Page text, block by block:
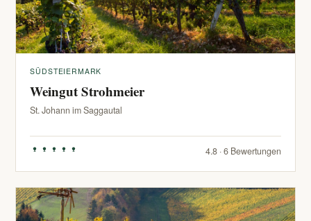
SÜDSTEIERMARK
Weingut Strohmeier
St. Johann im Saggautal
4.8 · 6 Bewertungen